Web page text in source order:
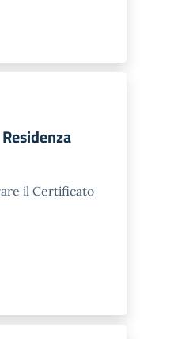
il Certificato